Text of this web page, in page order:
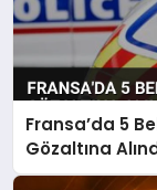
Fransa’da 5
Gözaltına